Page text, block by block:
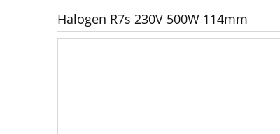
Halogen R7s 230V 500W 114mm